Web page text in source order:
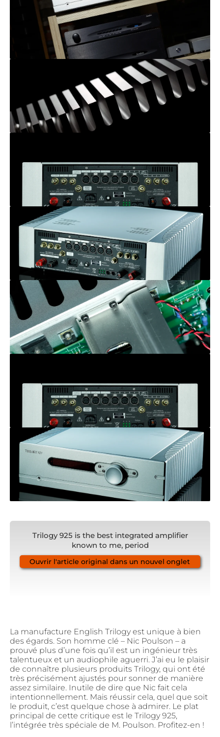
Trilogy 925 is the best integrated amplifier
known to me, period
Ouvrir l'article original dans un nouvel onglet
La manufacture English Trilogy est unique à bien
des égards. Son homme clé – Nic Poulson – a
prouvé plus d’une fois qu’il est un ingénieur très
talentueux et un audiophile aguerri. J’ai eu le plaisir
de connaître plusieurs produits Trilogy, qui ont été
très précisément ajustés pour sonner de manière
assez similaire. Inutile de dire que Nic fait cela
intentionnellement. Mais réussir cela, quel que soit
le produit, c’est quelque chose à admirer. Le plat
principal de cette critique est le Trilogy 925,
l’intégrée très spéciale de M. Poulson. Profitez-en !